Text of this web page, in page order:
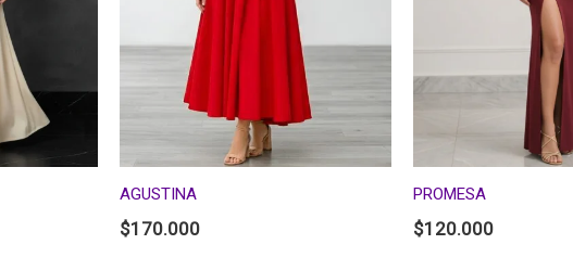
AGUSTINA
$170.000
PROMESA
$120.000